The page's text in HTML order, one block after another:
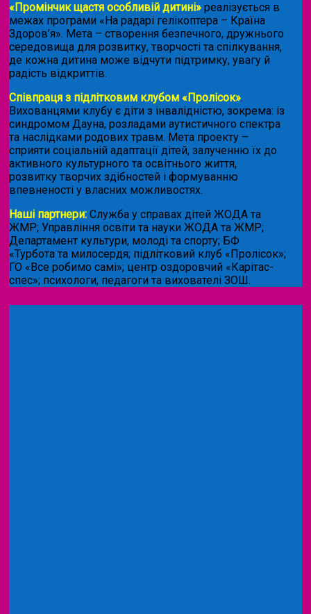
«Промінчик щастя особливій дитині» реалізується в
межах програми «На радарі гелікоптера – Країна
Здоров’я». Мета – створення безпечного, дружнього
середовища для розвитку, творчості та спілкування,
де кожна дитина може відчути підтримку, увагу й
радість відкриттів.
Співпраця з підлітковим клубом «Пролісок».
Вихованцями клубу є діти з інвалідністю, зокрема: із
синдромом Дауна, розладами аутистичного спектра
та наслідками родових травм. Мета проекту –
сприяти соціальній адаптації дітей, залученню їх до
активного культурного та освітнього життя,
розвитку творчих здібностей і формуванню
впевненості у власних можливостях.
Наші партнери: Служба у справах дітей ЖОДА та
ЖМР; Управління освіти та науки ЖОДА та ЖМР;
Департамент культури, молоді та спорту; БФ
«Турбота та милосердя; підлітковий клуб «Пролісок»;
ГО «Все робимо самі»; центр оздоровчий «Карітас-
спес»; психологи, педагоги та вихователі ЗОШ.